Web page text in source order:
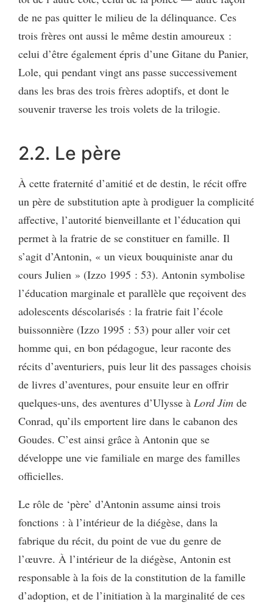
de ne pas quitter le milieu de la délinquance. Ces
trois frères ont aussi le même destin amoureux :
celui d’être également épris d’une Gitane du Panier,
Lole, qui pendant vingt ans passe successivement
dans les bras des trois frères adoptifs, et dont le
souvenir traverse les trois volets de la trilogie.
2.2. Le père
À cette fraternité d’amitié et de destin, le récit offre
un père de substitution apte à prodiguer la complicité
affective, l’autorité bienveillante et l’éducation qui
permet à la fratrie de se constituer en famille. Il
s’agit d’Antonin, « un vieux bouquiniste anar du
cours Julien » (Izzo 1995 : 53). Antonin symbolise
l’éducation marginale et parallèle que reçoivent des
adolescents déscolarisés : la fratrie fait l’école
buissonnière (Izzo 1995 : 53) pour aller voir cet
homme qui, en bon pédagogue, leur raconte des
récits d’aventuriers, puis leur lit des passages choisis
de livres d’aventures, pour ensuite leur en offrir
quelques-uns, des aventures d’Ulysse à Lord Jim de
Conrad, qu’ils emportent lire dans le cabanon des
Goudes. C’est ainsi grâce à Antonin que se
développe une vie familiale en marge des familles
officielles.
Le rôle de ‘père’ d’Antonin assume ainsi trois
fonctions : à l’intérieur de la diégèse, dans la
fabrique du récit, du point de vue du genre de
l’œuvre. À l’intérieur de la diégèse, Antonin est
responsable à la fois de la constitution de la famille
d’adoption, et de l’initiation à la marginalité de ces